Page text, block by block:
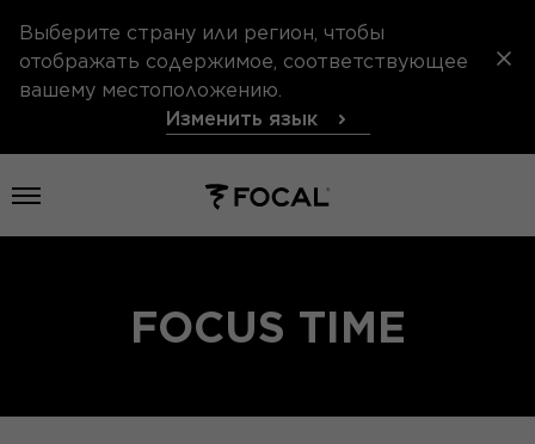
Выберите страну или регион, чтобы
отображать содержимое, соответствующее
вашему местоположению.
Изменить язык
Открыть меню
FOCUS TIME